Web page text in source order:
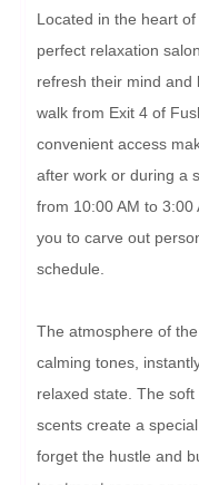
Located in the heart
perfect relaxation
refresh their mind and
walk from Exit 4 of
convenient access
after work or during a
from 10:00 AM to
you to carve out
schedule.
The atmosphere of
calming tones,
relaxed state. The
scents create a
forget the hustle and